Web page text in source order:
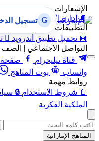
الإشعارات
🔔 إدارة الإشعارات
التطبيقات
🤖 تحميل تطبيق أندرويد 
التواصل الاجتماعي | الصف
قناة تيليجرام
صفحة
واتساب
بوت المناهج
روابط مهمة
📄 شروط الاستخدام 🔒
الملكية الفكرية
G تسجيل
المناهج الإماراتية